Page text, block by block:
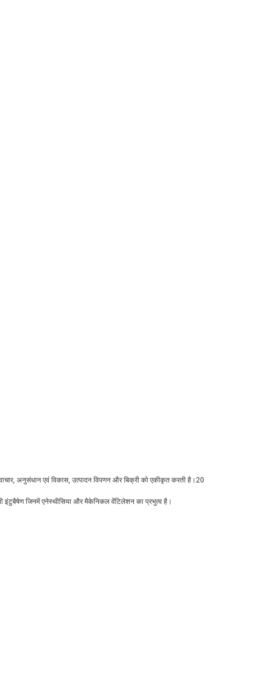
अनुसंधान एवं विकास, उत्पादन विपणन और बिक्री को एकीकृत करती है।20
इंटुबैषेण जिनमें एनेस्थीसिया और मैकेनिकल वेंटिलेशन का प्रभुत्व है।